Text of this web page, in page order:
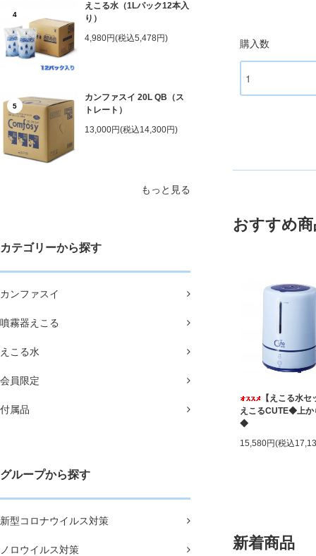
4
えこる水（1Lパック12本入
り）
4,980円(税込5,478円)
5
カンファスイ 20L QB（ス
トレート）
13,000円(税込14,300円)
もっと見る
カテゴリーから探す
カンファスイ
噴霧器えこる
えこる水
会員限定
付属品
グループから探す
新型コロナウイルス対策
ノロウイルス対策
購入数
おすすめ
【えこる水セ
えこるCUTE◆上か
◆
15,580円(税込
新着商品